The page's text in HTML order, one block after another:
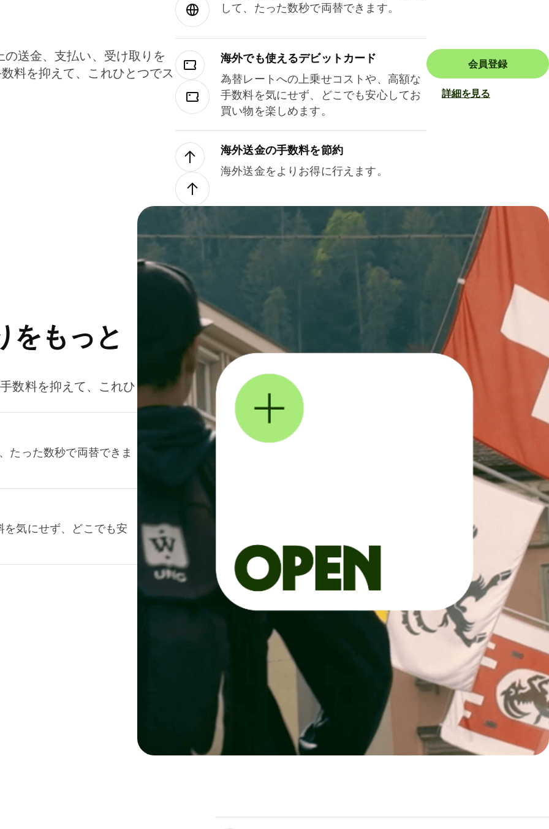
送金、支払い、受け取りを
料を抑えて、これひとつでス
して、たった数秒で両替できます。
海外でも使えるデビットカード
為替レートへの上乗せコストや、高額な
手数料を気にせず、どこでも安心してお
買い物を楽しめます。
海外送金の手数料を節約
海外送金をよりお得に行えます。
会員登録
詳細を見る
をもっと
数料を抑えて、これひ
たった数秒で両替できま
気にせず、どこでも安